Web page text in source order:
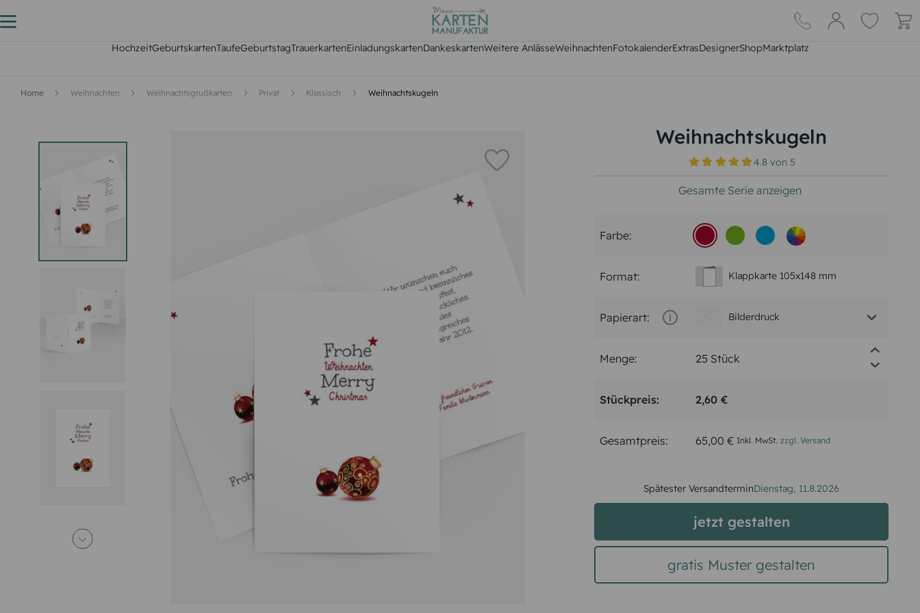
HochzeitGeburtskartenTaufeGeburtstagTrauerkartenEinladungskartenDankeskartenWeitere AnlässeWeihnachtenFotokalenderExtrasDesignerShopMarktplatz
Home Weihnachten Weihnachtsgrußkarten Privat Klassisch Weihnachtskugeln
Weihnachtskugeln
4.8von 5
Gesamte Serie anzeigen
Farbe:
Format: Klappkarte 105x148 mm
Papierart: Bilderdruck
Menge:
Stückpreis: 2,60 €
Gesamtpreis: 65,00 € Inkl. MwSt. zzgl. Versand
Spätester VersandterminDienstag, 11.8.2026
jetzt gestalten
gratis Muster gestalten